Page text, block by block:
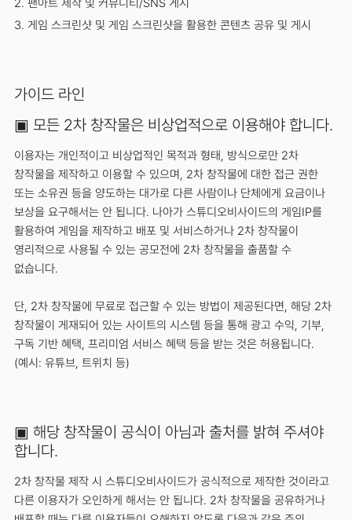
2. 팬아트 제작 및 커뮤니티/SNS 게시
3. 게임 스크린샷 및 게임 스크린샷을 활용한 콘텐츠 공유 및 게시
가이드 라인
▣ 모든 2차 창작물은 비상업적으로 이용해야 합니다.
이용자는 개인적이고 비상업적인 목적과 형태, 방식으로만 2차
창작물을 제작하고 이용할 수 있으며, 2차 창작물에 대한 접근 권한
또는 소유권 등을 양도하는 대가로 다른 사람이나 단체에게 요금이나
보상을 요구해서는 안 됩니다. 나아가 스튜디오비사이드의 게임IP를
활용하여 게임을 제작하고 배포 및 서비스하거나 2차 창작물이
영리적으로 사용될 수 있는 공모전에 2차 창작물을 출품할 수
없습니다.
단, 2차 창작물에 무료로 접근할 수 있는 방법이 제공된다면, 해당 2차
창작물이 게재되어 있는 사이트의 시스템 등을 통해 광고 수익, 기부,
구독 기반 혜택, 프리미엄 서비스 혜택 등을 받는 것은 허용됩니다.
(예시: 유튜브, 트위치 등)
▣ 해당 창작물이 공식이 아님과 출처를 밝혀 주셔야
합니다.
2차 창작물 제작 시 스튜디오비사이드가 공식적으로 제작한 것이라고
다른 이용자가 오인하게 해서는 안 됩니다. 2차 창작물을 공유하거나